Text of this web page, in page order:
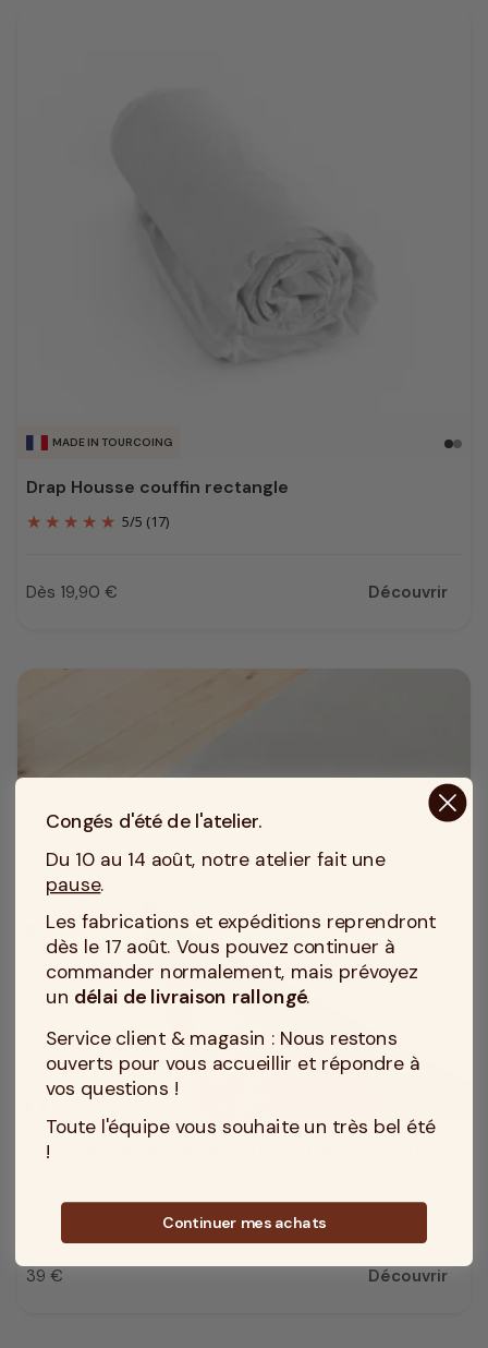
MADE IN TOURCOING
Drap Housse couffin rectangle
5/5 (17)
Prix
Dès 19,90 € Découvrir
Protège matelas alèse 90x190 ultra respirante
4.3/5(10)
Prix
39 € Découvrir
Congés d'été de l'atelier.
Du 10 au 14 août, notre atelier fait une
pause.
Les fabrications et expéditions reprendront
dès le 17 août. Vous pouvez continuer à
commander normalement, mais prévoyez
un délai de livraison rallongé.
Service client & magasin : Nous restons
ouverts pour vous accueillir et répondre à
vos questions !
Toute l'équipe vous souhaite un très bel été
!
Continuer mes achats